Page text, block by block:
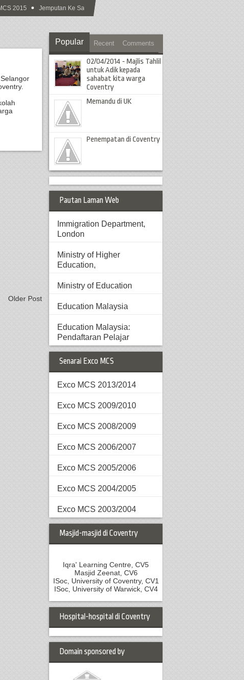
2015 Jemputan Ke Sambutan Hari Raya Aidilfitri MCS 2015
Popular Recent Comments
02/04/2014 - Majlis Tahlil
untuk Adik kepada
sahabat kita warga
Coventry
Memandu di UK
Penempatan di Coventry
Pautan Laman Web
Immigration Department,
London
Ministry of Higher
Education,
Ministry of Education
Education Malaysia
Education Malaysia:
Pendaftaran Pelajar
Senarai Exco MCS
Exco MCS 2013/2014
Exco MCS 2009/2010
Exco MCS 2008/2009
Exco MCS 2006/2007
Exco MCS 2005/2006
Exco MCS 2004/2005
Exco MCS 2003/2004
Masjid-masjid di Coventry
Iqra' Learning Centre, CV5
Masjid Zeenat, CV6
ISoc, University of Coventry, CV1
ISoc, University of Warwick, CV4
Hospital-hospital di Coventry
Domain sponsored by
Older Post